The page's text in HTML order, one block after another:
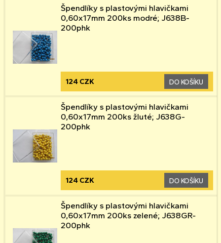
Špendlíky s plastovými hlavičkami
0,60x17mm 200ks modré; J638B-
200phk
124 CZK DO KOŠÍKU
Špendlíky s plastovými hlavičkami
0,60x17mm 200ks žluté; J638G-
200phk
124 CZK DO KOŠÍKU
Špendlíky s plastovými hlavičkami
0,60x17mm 200ks zelené; J638GR-
200phk